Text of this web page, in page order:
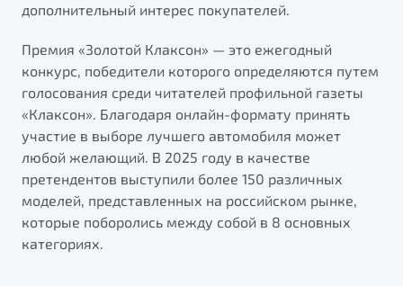
дополнительный интерес покупателей.
Премия «Золотой Клаксон» — это ежегодный
конкурс, победители которого определяются путем
голосования среди читателей профильной газеты
«Клаксон». Благодаря онлайн-формату принять
участие в выборе лучшего автомобиля может
любой желающий. В 2025 году в качестве
претендентов выступили более 150 различных
моделей, представленных на российском рынке,
которые поборолись между собой в 8 основных
категориях.